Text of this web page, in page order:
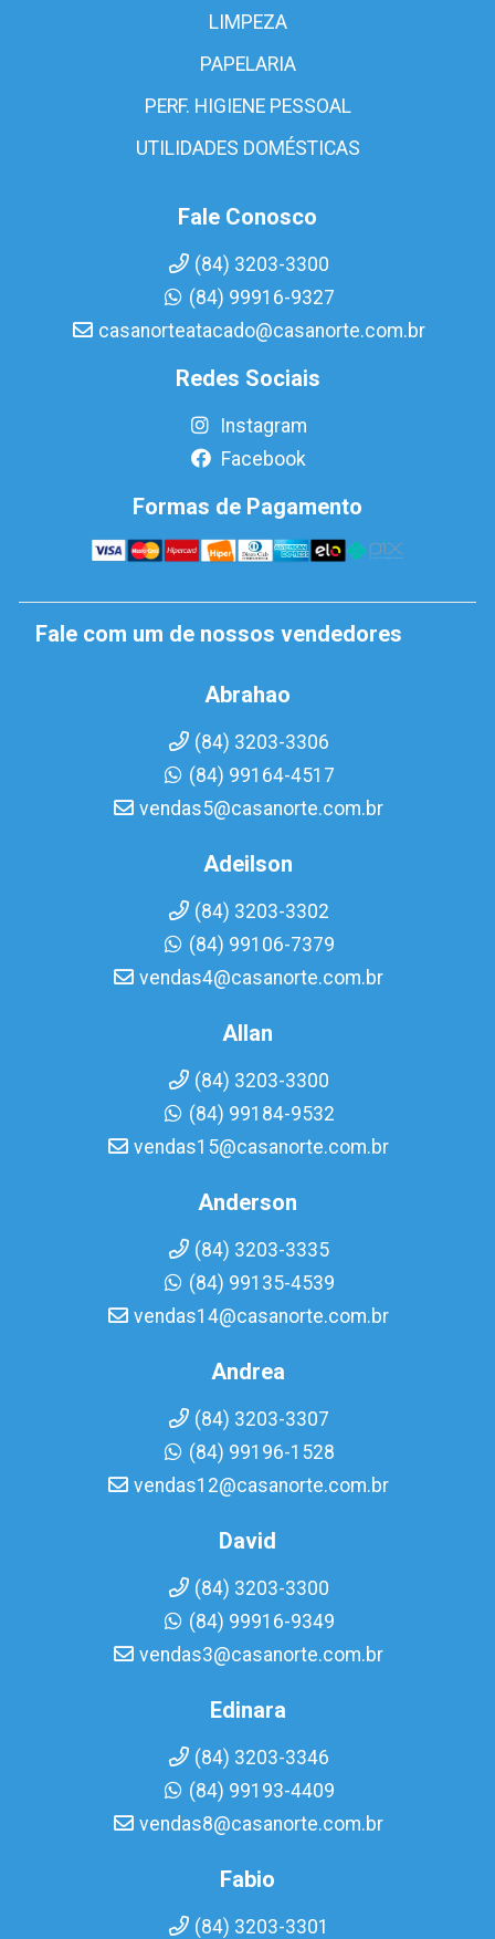
LIMPEZA
PAPELARIA
PERF. HIGIENE PESSOAL
UTILIDADES DOMÉSTICAS
Fale Conosco
(84) 3203-3300
(84) 99916-9327
casanorteatacado@casanorte.com.br
Redes Sociais
Instagram
Facebook
Formas de Pagamento
Fale com um de nossos vendedores
Abrahao
(84) 3203-3306
(84) 99164-4517
vendas5@casanorte.com.br
Adeilson
(84) 3203-3302
(84) 99106-7379
vendas4@casanorte.com.br
Allan
(84) 3203-3300
(84) 99184-9532
vendas15@casanorte.com.br
Anderson
(84) 3203-3335
(84) 99135-4539
vendas14@casanorte.com.br
Andrea
(84) 3203-3307
(84) 99196-1528
vendas12@casanorte.com.br
David
(84) 3203-3300
(84) 99916-9349
vendas3@casanorte.com.br
Edinara
(84) 3203-3346
(84) 99193-4409
vendas8@casanorte.com.br
Fabio
(84) 3203-3301